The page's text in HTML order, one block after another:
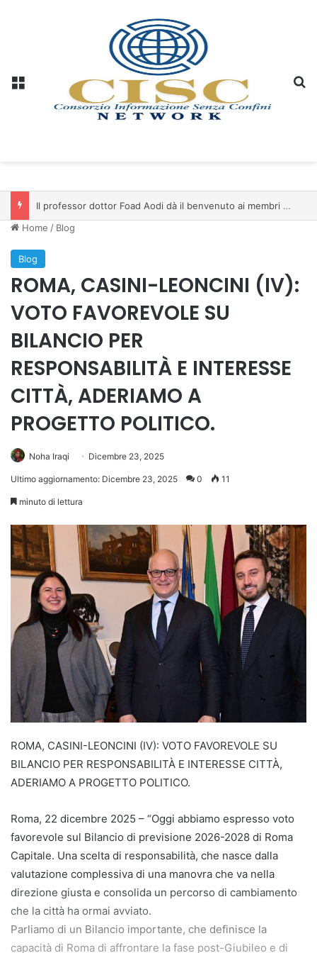
Il professor dottor Foad Aodi dà il benvenuto ai membri del Comitato per le Scienze delle Piramidi e le Scienze Archeologiche…
Home / Blog
Blog
ROMA, CASINI-LEONCINI (IV):
VOTO FAVOREVOLE SU
BILANCIO PER
RESPONSABILITÀ E INTERESSE
CITTÀ, ADERIAMO A
PROGETTO POLITICO.
Noha Iraqi Dicembre 23, 2025
Ultimo aggiornamento: Dicembre 23, 2025 0 11
minuto di lettura
ROMA, CASINI-LEONCINI (IV): VOTO FAVOREVOLE SU
BILANCIO PER RESPONSABILITÀ E INTERESSE CITTÀ,
ADERIAMO A PROGETTO POLITICO.
Roma, 22 dicembre 2025 – “Oggi abbiamo espresso voto
favorevole sul Bilancio di previsione 2026-2028 di Roma
Capitale. Una scelta di responsabilità, che nasce dalla
valutazione complessiva di una manovra che va nella
direzione giusta e consolida un percorso di cambiamento
che la città ha ormai avviato.
Parliamo di un Bilancio importante, che definisce la
capacità di Roma di affrontare la fase post-Giubileo e di